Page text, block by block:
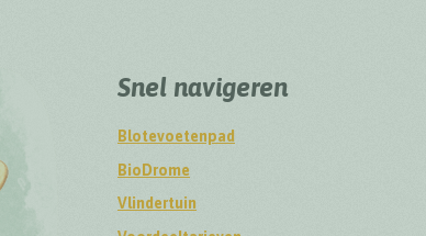
Snel navigeren
Blotevoetenpad
BioDrome
Vlindertuin